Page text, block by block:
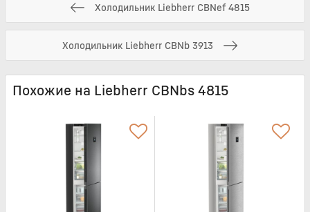
Холодильник Liebherr CBNef 4815
Холодильник Liebherr CBNb 3913
Похожие на Liebherr CBNbs 4815